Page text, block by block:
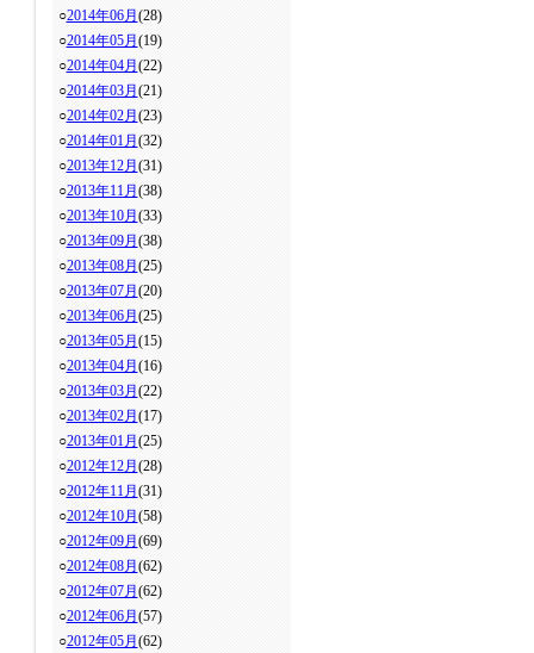
○2014年06月 (28)
○2014年05月 (19)
○2014年04月 (22)
○2014年03月 (21)
○2014年02月 (23)
○2014年01月 (32)
○2013年12月 (31)
○2013年11月 (38)
○2013年10月 (33)
○2013年09月 (38)
○2013年08月 (25)
○2013年07月 (20)
○2013年06月 (25)
○2013年05月 (15)
○2013年04月 (16)
○2013年03月 (22)
○2013年02月 (17)
○2013年01月 (25)
○2012年12月 (28)
○2012年11月 (31)
○2012年10月 (58)
○2012年09月 (69)
○2012年08月 (62)
○2012年07月 (62)
○2012年06月 (57)
○2012年05月 (62)